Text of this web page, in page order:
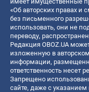
«Об авторских правах и
без письменного
использовать, они не
переводу,
Редакция OBOZ.UA
изложенную в
информации,
ответственность несет
Запрещено
сайте, даже с указанием